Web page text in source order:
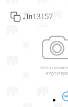
Лв13157